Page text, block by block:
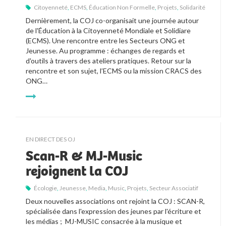
Citoyenneté ECMS Éducation Non Formelle Projets Solidarité
Dernièrement, la COJ co-organisait une journée autour
de l'Éducation à la Citoyenneté Mondiale et Solidiare
(ECMS). Une rencontre entre les Secteurs ONG et
Jeunesse. Au programme : échanges de regards et
d'outils à travers des ateliers pratiques. Retour sur la
rencontre et son sujet, l’ECMS ou la mission CRACS des
ONG…
EN DIRECT DES OJ
Scan-R & MJ-Music
rejoignent la COJ
Écologie Jeunesse Media Music Projets Secteur Associatif
Deux nouvelles associations ont rejoint la COJ : SCAN-R,
spécialisée dans l'expression des jeunes par l'écriture et
les médias ;  MJ-MUSIC consacrée à la musique et